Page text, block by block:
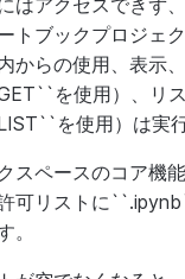
はアクセスできず
トブックプロジェ
からの使用、表示
を使用）、リ
を使用）は実
スペースのコア機
可リストに
。